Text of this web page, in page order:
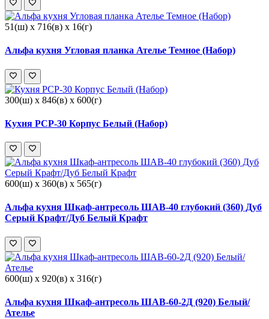
51(ш) x 716(в) x 16(г)
Альфа кухня Угловая планка Ателье Темное (Набор)
300(ш) x 846(в) x 600(г)
Кухня РСР-30 Корпус Белый (Набор)
600(ш) x 360(в) x 565(г)
Альфа кухня Шкаф-антресоль ШАВ-40 глубокий (360) Дуб
Серый Крафт/Дуб Белый Крафт
600(ш) x 920(в) x 316(г)
Альфа кухня Шкаф-антресоль ШАВ-60-2Д (920) Белый/
Ателье